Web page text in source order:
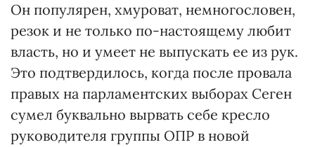
Он популярен, хмуроват, немногословен,
резок и не только по-настоящему любит
власть, но и умеет не выпускать ее из рук.
Это подтвердилось, когда после провала
правых на парламентских выборах Сеген
сумел буквально вырвать себе кресло
руководителя группы ОПР в новой